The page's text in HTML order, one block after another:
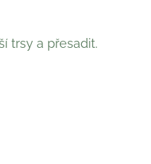
trsy a přesadit.